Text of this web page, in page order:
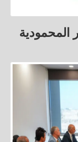
المحمودية